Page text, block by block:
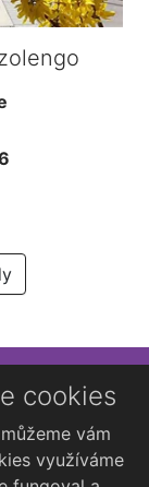
Hoře?
cookies
vám
využíváme